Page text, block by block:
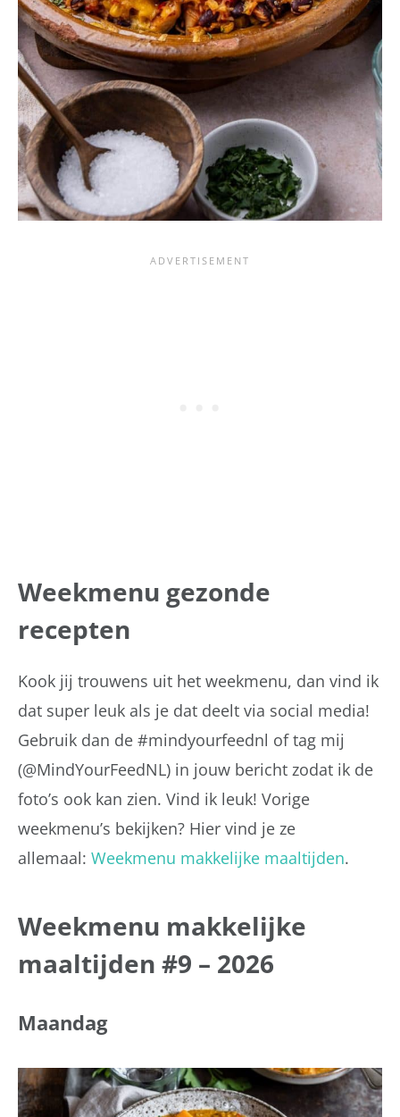
Weekmenu gezonde
recepten
Kook jij trouwens uit het weekmenu, dan vind ik
dat super leuk als je dat deelt via social media!
Gebruik dan de #mindyourfeednl of tag mij
(@MindYourFeedNL) in jouw bericht zodat ik de
foto’s ook kan zien. Vind ik leuk! Vorige
weekmenu’s bekijken? Hier vind je ze
allemaal: Weekmenu makkelijke maaltijden.
Weekmenu makkelijke
maaltijden #9 – 2026
Maandag